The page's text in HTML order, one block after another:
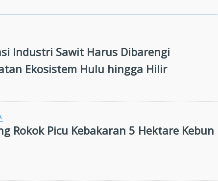
Industri Sawit Harus Dibarengi
Ekosistem Hulu hingga Hilir
Rokok Picu Kebakaran 5 Hektare Kebun